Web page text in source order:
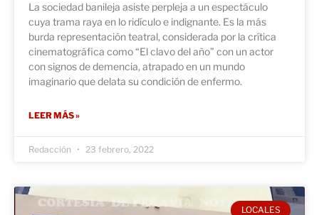
La sociedad banileja asiste perpleja a un espectáculo
cuya trama raya en lo ridículo e indignante. Es la más
burda representación teatral, considerada por la crítica
cinematográfica como “El clavo del año” con un actor
con signos de demencia, atrapado en un mundo
imaginario que delata su condición de enfermo.
LEER MÁS »
Redacción 23 febrero, 2022
LOCALES